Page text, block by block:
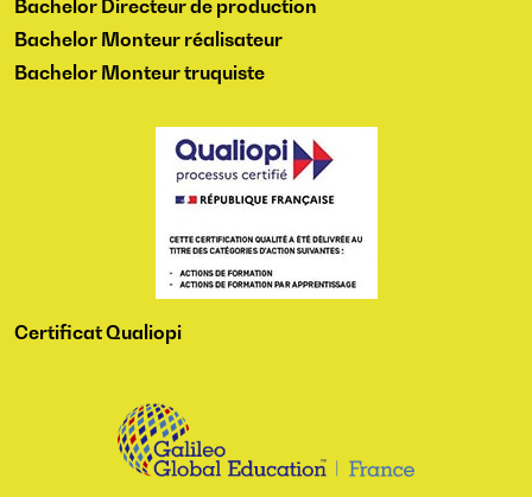
Bachelor Directeur de production
Bachelor Monteur réalisateur
Bachelor Monteur truquiste
Certificat Qualiopi